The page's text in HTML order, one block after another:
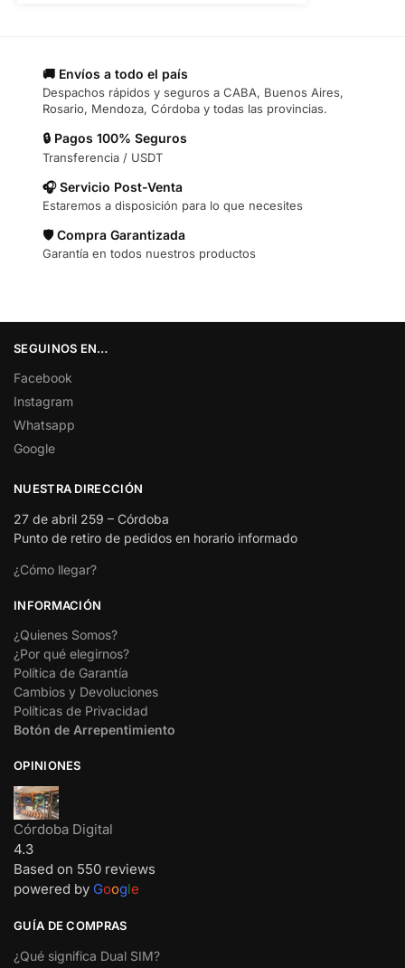
🚚 Envíos a todo el país
Despachos rápidos y seguros a CABA, Buenos Aires,
Rosario, Mendoza, Córdoba y todas las provincias.
🔒 Pagos 100% Seguros
Transferencia / USDT
🎧 Servicio Post-Venta
Estaremos a disposición para lo que necesites
🛡️ Compra Garantizada
Garantía en todos nuestros productos
SEGUINOS EN…
Facebook
Instagram
Whatsapp
Google
NUESTRA DIRECCIÓN
27 de abril 259 – Córdoba
Punto de retiro de pedidos en horario informado
¿Cómo llegar?
INFORMACIÓN
¿Quienes Somos?
¿Por qué elegirnos?
Política de Garantía
Cambios y Devoluciones
Políticas de Privacidad
Botón de Arrepentimiento
OPINIONES
Córdoba Digital
4.3
Based on 550 reviews
powered by Google
GUÍA DE COMPRAS
¿Qué significa Dual SIM?